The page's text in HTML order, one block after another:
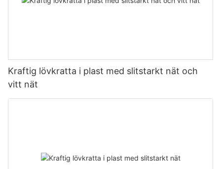
Kraftig lövkratta i plast med slitstarkt nät och
vitt nät